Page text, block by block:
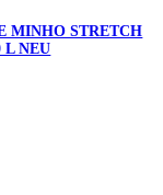
MINHO STRETCH
L NEU